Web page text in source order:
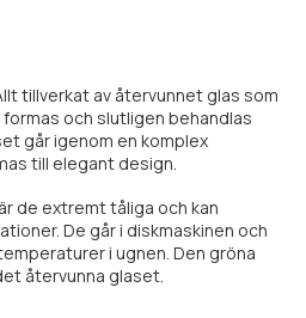
tillverkat av återvunnet glas som
och slutligen behandlas
går igenom en komplex
till elegant design.
de extremt tåliga och kan
De går i diskmaskinen och
i ugnen. Den gröna
återvunna glaset.